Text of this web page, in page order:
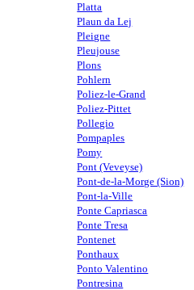
Platta
Plaun da Lej
Pleigne
Pleujouse
Plons
Pohlern
Poliez-le-Grand
Poliez-Pittet
Pollegio
Pompaples
Pomy
Pont (Veveyse)
Pont-de-la-Morge (Sion)
Pont-la-Ville
Ponte Capriasca
Ponte Tresa
Pontenet
Ponthaux
Ponto Valentino
Pontresina